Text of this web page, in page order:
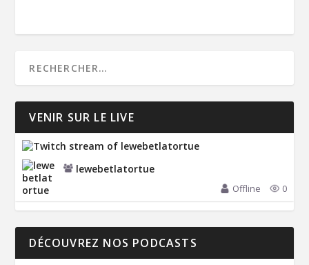
VENIR SUR LE LIVE
lewebetlatortue
Offline 0
DÉCOUVREZ NOS PODCASTS